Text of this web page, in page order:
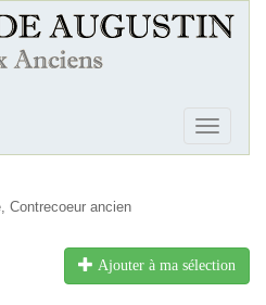
Ouvrir
Contrecoeur ancien
Ajouter à ma sélection